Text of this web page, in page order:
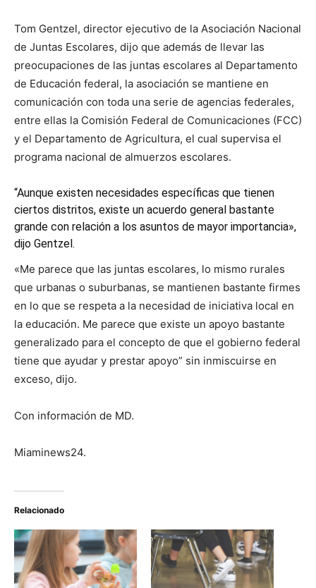
Tom Gentzel, director ejecutivo de la Asociación Nacional
de Juntas Escolares, dijo que además de llevar las
preocupaciones de las juntas escolares al Departamento
de Educación federal, la asociación se mantiene en
comunicación con toda una serie de agencias federales,
entre ellas la Comisión Federal de Comunicaciones (FCC)
y el Departamento de Agricultura, el cual supervisa el
programa nacional de almuerzos escolares.
“Aunque existen necesidades específicas que tienen
ciertos distritos, existe un acuerdo general bastante
grande con relación a los asuntos de mayor importancia»,
dijo Gentzel.
«Me parece que las juntas escolares, lo mismo rurales
que urbanas o suburbanas, se mantienen bastante firmes
en lo que se respeta a la necesidad de iniciativa local en
la educación. Me parece que existe un apoyo bastante
generalizado para el concepto de que el gobierno federal
tiene que ayudar y prestar apoyo” sin inmiscuirse en
exceso, dijo.
Con información de MD.
Miaminews24.
Relacionado